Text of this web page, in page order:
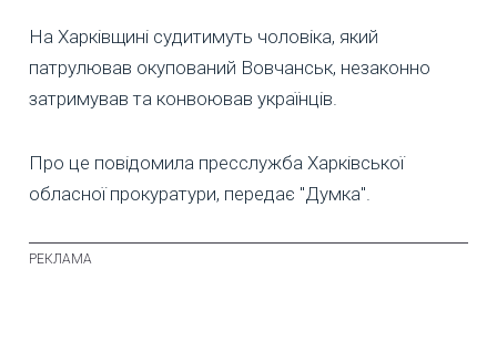
На Харківщині судитимуть чоловіка, який
патрулював окупований Вовчанськ, незаконно
затримував та конвоював українців.
Про це повідомила пресслужба Харківської
обласної прокуратури, передає "Думка".